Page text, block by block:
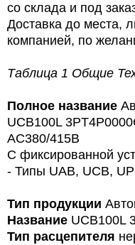
со склада и под
Доставка до места,
компанией, по
Таблица 1 Общие
Полное название
UCB100L
AC380/415В
С фиксированной
- Типы UAB, UCB,
Тип продукции
Название UCB100L
Тип расцепителя